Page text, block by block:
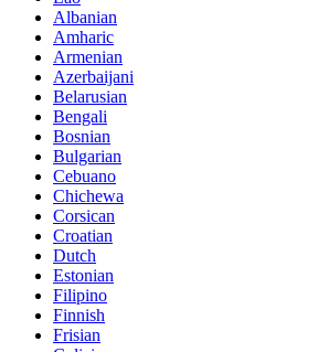
Albanian
Amharic
Armenian
Azerbaijani
Belarusian
Bengali
Bosnian
Bulgarian
Cebuano
Chichewa
Corsican
Croatian
Dutch
Estonian
Filipino
Finnish
Frisian